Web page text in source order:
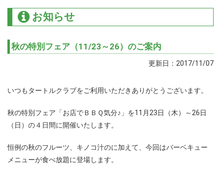
お知らせ
秋の特別フェア（11/23～26）のご案内
更新日：2017/11/07
いつもタートルクラブをご利用いただきありがとうございます。
秋の特別フェア「お店でＢＢＱ気分♪」を11月23日（木）～26日
（日）の４日間に開催いたします。
恒例の秋のフルーツ、キノコ汁のに加えて、今回はバーベキュー
メニューが食べ放題に登場します。